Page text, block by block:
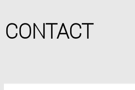
CONTACT